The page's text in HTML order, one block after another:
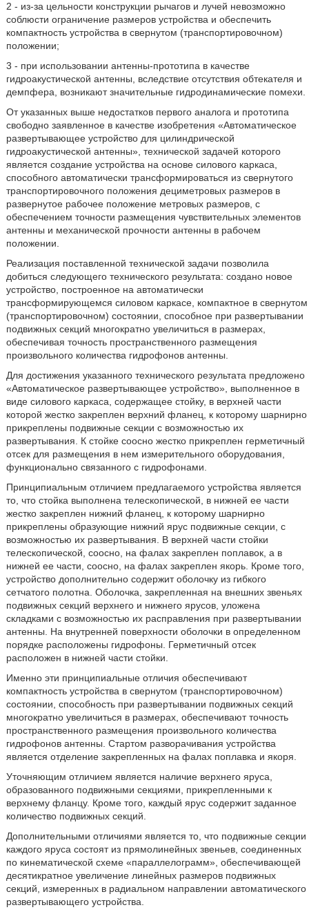
2 - из-за цельности конструкции рычагов и лучей невозможно
соблюсти ограничение размеров устройства и обеспечить
компактность устройства в свернутом (транспортировочном)
положении;
3 - при использовании антенны-прототипа в качестве
гидроакустической антенны, вследствие отсутствия обтекателя и
демпфера, возникают значительные гидродинамические помехи.
От указанных выше недостатков первого аналога и прототипа
свободно заявленное в качестве изобретения «Автоматическое
развертывающее устройство для цилиндрической
гидроакустической антенны», технической задачей которого
является создание устройства на основе силового каркаса,
способного автоматически трансформироваться из свернутого
транспортировочного положения дециметровых размеров в
развернутое рабочее положение метровых размеров, с
обеспечением точности размещения чувствительных элементов
антенны и механической прочности антенны в рабочем
положении.
Реализация поставленной технической задачи позволила
добиться следующего технического результата: создано новое
устройство, построенное на автоматически
трансформирующемся силовом каркасе, компактное в свернутом
(транспортировочном) состоянии, способное при развертывании
подвижных секций многократно увеличиться в размерах,
обеспечивая точность пространственного размещения
произвольного количества гидрофонов антенны.
Для достижения указанного технического результата предложено
«Автоматическое развертывающее устройство», выполненное в
виде силового каркаса, содержащее стойку, в верхней части
которой жестко закреплен верхний фланец, к которому шарнирно
прикреплены подвижные секции с возможностью их
развертывания. К стойке соосно жестко прикреплен герметичный
отсек для размещения в нем измерительного оборудования,
функционально связанного с гидрофонами.
Принципиальным отличием предлагаемого устройства является
то, что стойка выполнена телескопической, в нижней ее части
жестко закреплен нижний фланец, к которому шарнирно
прикреплены образующие нижний ярус подвижные секции, с
возможностью их развертывания. В верхней части стойки
телескопической, соосно, на фалах закреплен поплавок, а в
нижней ее части, соосно, на фалах закреплен якорь. Кроме того,
устройство дополнительно содержит оболочку из гибкого
сетчатого полотна. Оболочка, закрепленная на внешних звеньях
подвижных секций верхнего и нижнего ярусов, уложена
складками с возможностью их расправления при развертывании
антенны. На внутренней поверхности оболочки в определенном
порядке расположены гидрофоны. Герметичный отсек
расположен в нижней части стойки.
Именно эти принципиальные отличия обеспечивают
компактность устройства в свернутом (транспортировочном)
состоянии, способность при развертывании подвижных секций
многократно увеличиться в размерах, обеспечивают точность
пространственного размещения произвольного количества
гидрофонов антенны. Стартом разворачивания устройства
является отделение закрепленных на фалах поплавка и якоря.
Уточняющим отличием является наличие верхнего яруса,
образованного подвижными секциями, прикрепленными к
верхнему фланцу. Кроме того, каждый ярус содержит заданное
количество подвижных секций.
Дополнительными отличиями является то, что подвижные секции
каждого яруса состоят из прямолинейных звеньев, соединенных
по кинематической схеме «параллелограмм», обеспечивающей
десятикратное увеличение линейных размеров подвижных
секций, измеренных в радиальном направлении автоматического
развертывающего устройства.